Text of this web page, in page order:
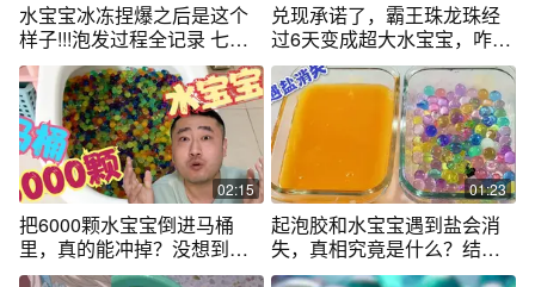
水宝宝冰冻捏爆之后是这个
样子!!!泡发过程全记录 七彩
色晶莹剔透
兑现承诺了，霸王珠龙珠经
过6天变成超大水宝宝，咋处
理扔了可惜
02:15
把6000颗水宝宝倒进马桶
里，真的能冲掉？没想到结
果这么神奇
01:23
起泡胶和水宝宝遇到盐会消
失，真相究竟是什么？结果
好意外无硼砂